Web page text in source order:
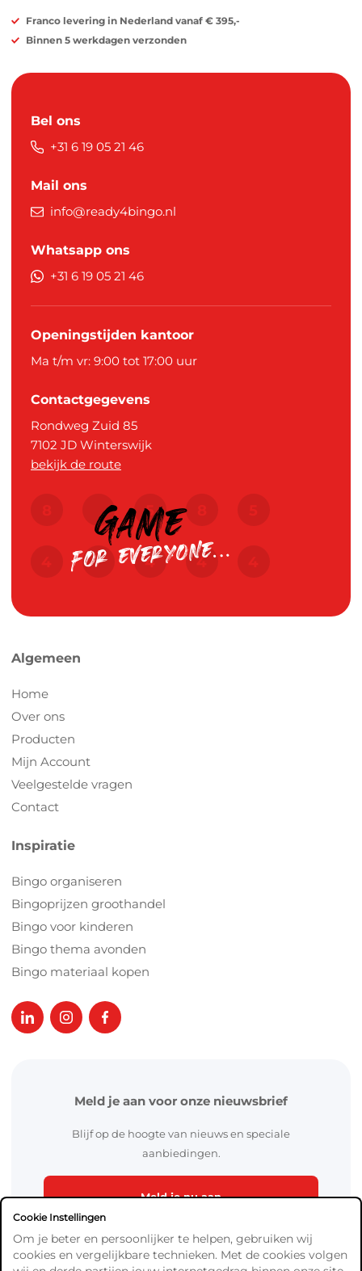
Franco levering in Nederland vanaf € 395,-
Binnen 5 werkdagen verzonden
Bel ons
+31 6 19 05 21 46
Mail ons
info@ready4bingo.nl
Whatsapp ons
+31 6 19 05 21 46
Openingstijden kantoor
Ma t/m vr: 9:00 tot 17:00 uur
Contactgegevens
Rondweg Zuid 85
7102 JD Winterswijk
bekijk de route
Algemeen
Home
Over ons
Producten
Mijn Account
Veelgestelde vragen
Contact
Inspiratie
Bingo organiseren
Bingoprijzen groothandel
Bingo voor kinderen
Bingo thema avonden
Bingo materiaal kopen
Meld je aan voor onze nieuwsbrief
Blijf op de hoogte van nieuws en speciale
aanbiedingen.
Meld je nu aan
Cookie Instellingen
Om je beter en persoonlijker te helpen, gebruiken wij
cookies en vergelijkbare technieken. Met de cookies volgen